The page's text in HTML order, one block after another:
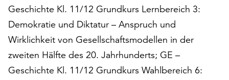
Geschichte Kl. 11/12 Grundkurs Lernbereich 3:
Demokratie und Diktatur – Anspruch und
Wirklichkeit von Gesellschaftsmodellen in der
zweiten Hälfte des 20. Jahrhunderts; GE –
Geschichte Kl. 11/12 Grundkurs Wahlbereich 6: